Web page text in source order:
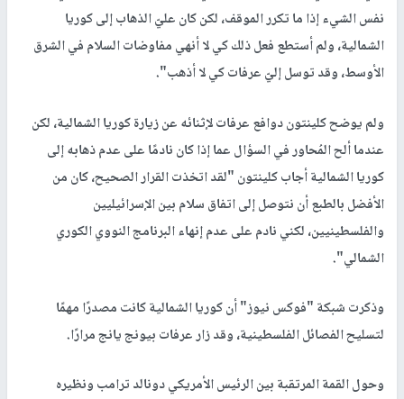
نفس الشيء إذا ما تكرر الموقف، لكن كان عليّ الذهاب إلى كوريا
الشمالية، ولم أستطع فعل ذلك كي لا أنهي مفاوضات السلام في الشرق
الأوسط، وقد توسل إليّ عرفات كي لا أذهب".
ولم يوضح كلينتون دوافع عرفات لإثنائه عن زيارة كوريا الشمالية، لكن
عندما ألح المُحاور في السؤال عما إذا كان نادمًا على عدم ذهابه إلى
كوريا الشمالية أجاب كلينتون "لقد اتخذت القرار الصحيح، كان من
الأفضل بالطبع أن نتوصل إلى اتفاق سلام بين الإسرائيليين
والفلسطينيين، لكني نادم على عدم إنهاء البرنامج النووي الكوري
الشمالي".
وذكرت شبكة "فوكس نيوز" أن كوريا الشمالية كانت مصدرًا مهمًا
لتسليح الفصائل الفلسطينية، وقد زار عرفات بيونج يانج مرارًا.
وحول القمة المرتقبة بين الرئيس الأمريكي دونالد ترامب ونظيره